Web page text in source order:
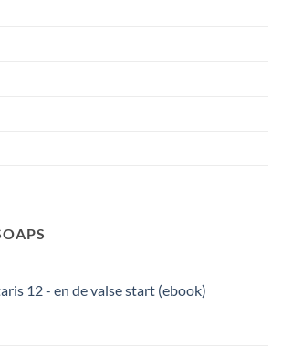
12 - en de valse start (ebook)